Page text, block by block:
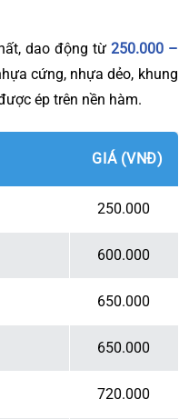
10 năm
15 năm
17 năm
18 năm
dao động từ 250.000 –
cứng, nhựa dẻo, khung
ép trên nền hàm.
GIÁ (VNĐ)
250.000
600.000
650.000
650.000
720.000